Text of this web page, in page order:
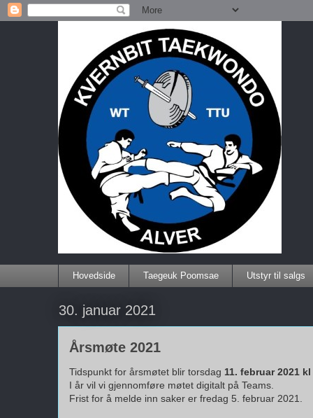
Hovedside Taegeuk Poomsae Utstyr til salgs
30. januar 2021
Årsmøte 2021
Tidspunkt for årsmøtet blir torsdag 11. februar 2021 kl
I år vil vi gjennomføre møtet digitalt på Teams.
Frist for å melde inn saker er fredag 5. februar 2021.